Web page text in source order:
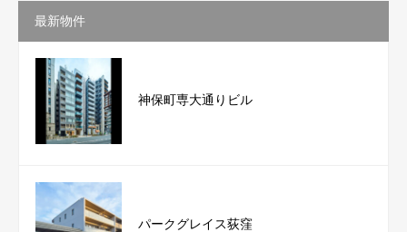
最新物件
神保町専大通りビル
パークグレイス荻窪